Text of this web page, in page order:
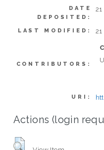
DATE
DEPOSITED:
LAST MODIFIED:
CONTRIBUTORS:
URI:
Actions (login